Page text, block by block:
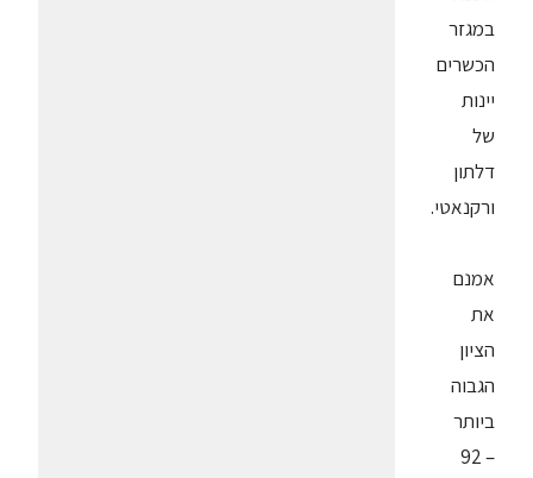
במגזר
הכשרים
יינות
של
דלתון
ורקנאטי.
אמנם
את
הציון
הגבוה
ביותר
– 92